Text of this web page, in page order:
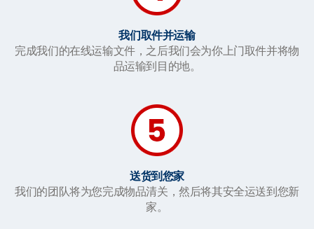
我们取件并运输
完成我们的在线运输文件，之后我们会为你上门取件并将物
品运输到目的地。
送货到您家
我们的团队将为您完成物品清关，然后将其安全运送到您新
家。